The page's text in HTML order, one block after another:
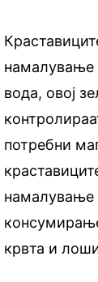
намалување
вода, овој
потребни
намалување
крвта и